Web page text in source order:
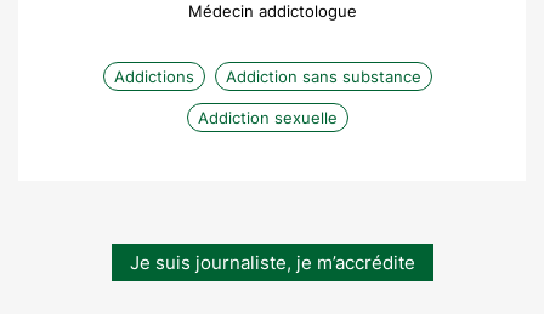
Médecin addictologue
Addictions Addiction sans substance
Addiction sexuelle
Je suis journaliste, je m’accrédite